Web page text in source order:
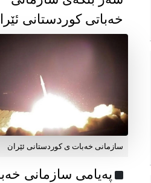
خەباتی کوردستانی
سازمانی خەبات ی کوردستانی ئێران
پەیامی سازمانی